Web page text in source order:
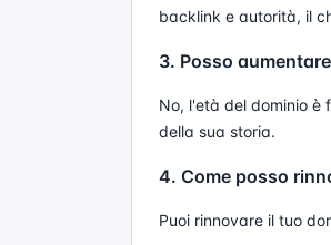
backlink e autorità, il
3. Posso
No, l'età del dominio
della sua storia.
4. Come posso
Puoi rinnovare il tuo